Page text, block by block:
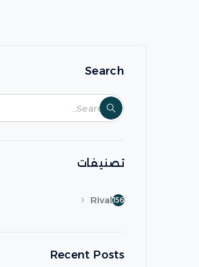
Search
تصنيفات
Rival156
Recent Posts